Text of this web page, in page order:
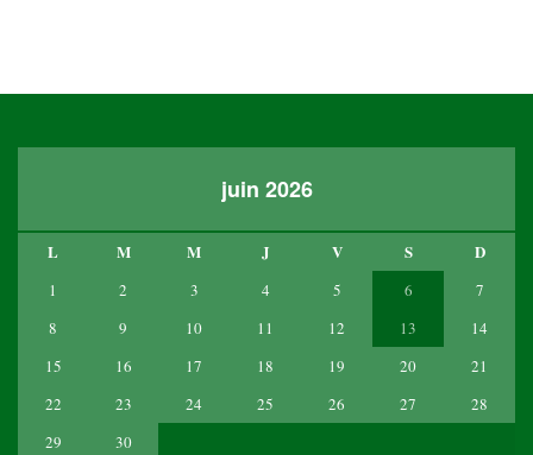
juin 2026
L M M J V S D
1 2 3 4 5 6
7
8
9 10 11 12 13
14
15
16 17 18 19 20
21
22
23 24 25 26 27
28
29
30